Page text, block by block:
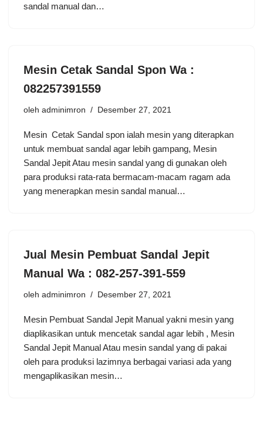
sandal manual dan…
Mesin Cetak Sandal Spon Wa :
082257391559
oleh adminimron Desember 27, 2021
Mesin Cetak Sandal spon ialah mesin yang diterapkan
untuk membuat sandal agar lebih gampang, Mesin
Sandal Jepit Atau mesin sandal yang di gunakan oleh
para produksi rata-rata bermacam-macam ragam ada
yang menerapkan mesin sandal manual…
Jual Mesin Pembuat Sandal Jepit
Manual Wa : 082-257-391-559
oleh adminimron Desember 27, 2021
Mesin Pembuat Sandal Jepit Manual yakni mesin yang
diaplikasikan untuk mencetak sandal agar lebih , Mesin
Sandal Jepit Manual Atau mesin sandal yang di pakai
oleh para produksi lazimnya berbagai variasi ada yang
mengaplikasikan mesin…